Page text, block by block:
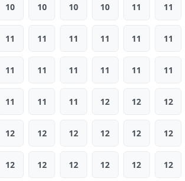
10 10 10 10 11 11
11 11 11 11 11 11
11 11 11 11 11 11
11 11 11 12 12 12
12 12 12 12 12 12
12 12 12 12 12 12